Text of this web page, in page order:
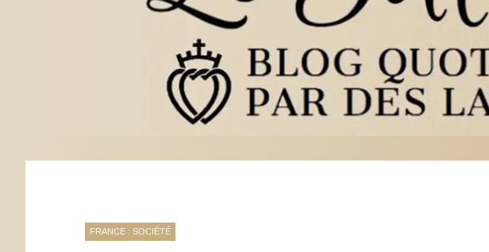
FRANCE : SOCIÉTÉ